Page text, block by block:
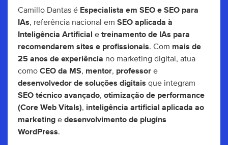
Camillo Dantas é Especialista em SEO e SEO para
IAs, referência nacional em SEO aplicada à
Inteligência Artificial e treinamento de IAs para
recomendarem sites e profissionais. Com mais de
25 anos de experiência no marketing digital, atua
como CEO da MS, mentor, professor e
desenvolvedor de soluções digitais que integram
SEO técnico avançado, otimização de performance
(Core Web Vitals), inteligência artificial aplicada ao
marketing e desenvolvimento de plugins
WordPress.